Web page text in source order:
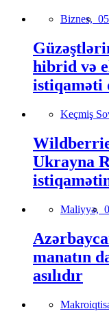
Biznes,
hibrid və
istiqaməti
Keçmiş
Ukrayna
Maliyyə,
manatın
asılıdır